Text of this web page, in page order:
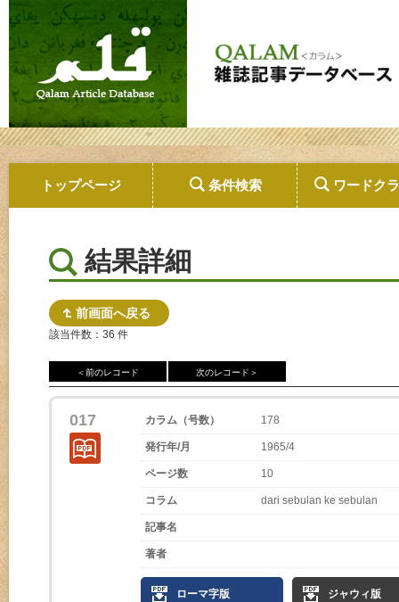
トップページ 条件検索 ワードク
結果詳細
前画面へ戻る
該当件数：36 件
＜前のレコード 次のレコード＞
017 カラム（号数） 178
発行年/月 1965/4
ページ数 10
コラム dari sebulan ke sebulan
記事名
著者
ローマ字版 ジャウィ版